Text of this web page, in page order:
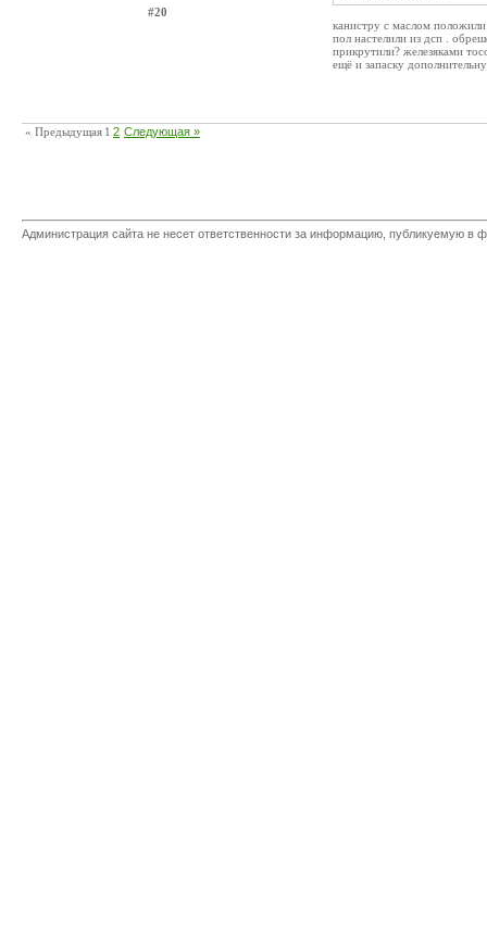
#20
канистру с маслом
пол настелили из дсп .
прикрутили? железяками
ещё и запаску
« Предыдущая 1 2 Следующая »
Администрация сайта не несет ответственности за информацию, публикуемую